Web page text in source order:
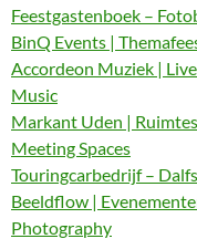
Feestgastenboek –
BinQ Events |
Accordeon Muziek |
Music
Markant Uden |
Meeting Spaces
Touringcarbedrijf –
Beeldflow |
Photography